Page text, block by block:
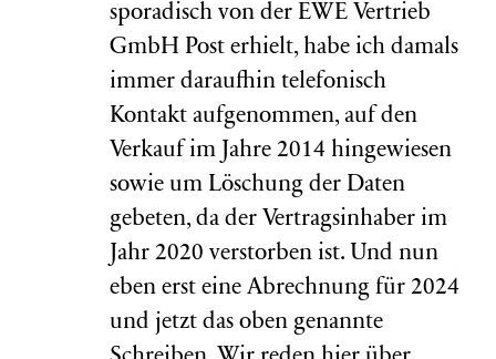
sporadisch von der EWE Vertrieb
GmbH Post erhielt, habe ich damals
immer daraufhin telefonisch
Kontakt aufgenommen, auf den
Verkauf im Jahre 2014 hingewiesen
sowie um Löschung der Daten
gebeten, da der Vertragsinhaber im
Jahr 2020 verstorben ist. Und nun
eben erst eine Abrechnung für 2024
und jetzt das oben genannte